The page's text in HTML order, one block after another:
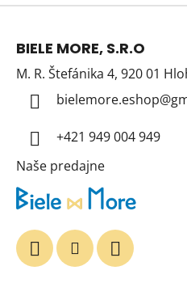
Z
BIELE MORE, S.R.O
M. R. Štefánika 4, 920 01
bielemore.eshop@
+421 949 004 949
Naše predajne